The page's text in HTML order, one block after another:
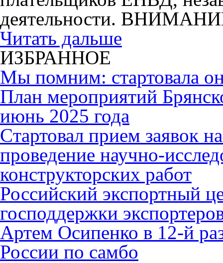
деятельности.
Читать дальше
ИЗБРАННОЕ
Мы помним: стартовала
План мероприятий
июнь 2025 года
Cтартовал прием заявок
проведение научно-
конструкторских работ
Российский экспортный
господдержки
Артем Осипенко в 12-й
России по самбо